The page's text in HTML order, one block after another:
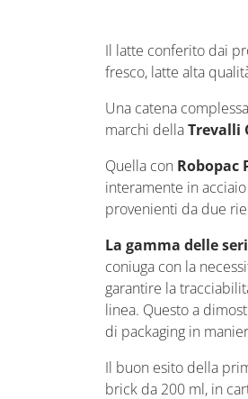
Il latte conferito dai
fresco, latte alta
Una catena
marchi dellaTrevalli
Quella con Robopac
interamente in
provenienti da due
La gamma delle
coniuga con la
garantire la
linea. Questo a
di packaging in
Il buon esito della
brick da 200 ml, in